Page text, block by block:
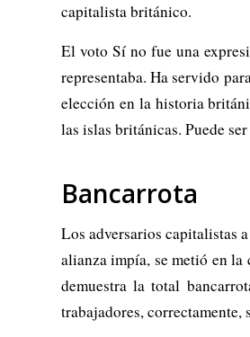
capitalista británico.
El voto Sí no fue una
representaba. Ha servido
elección en la historia
las islas británicas. Puede
Bancarrota
Los adversarios capitalistas
alianza impía, se metió en la
demuestra la total
trabajadores, correctamente,